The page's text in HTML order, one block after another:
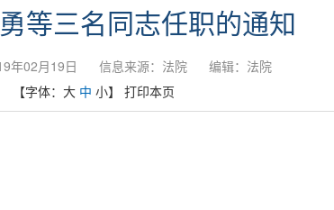
等三名同志任职的通知
年02月19日 信息来源：法院
编辑：法院
【字体： 大 中 小】 打印本页